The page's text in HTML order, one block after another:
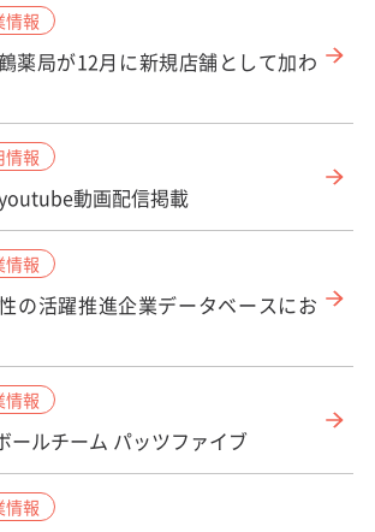
情報
薬局が12月に新規店舗として加わ
情報
動画配信掲載
情報
の活躍推進企業データベースにお
情報
ールチーム パッツファイブ
情報